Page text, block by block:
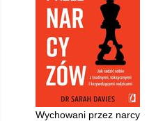
Wychowani przez narcyzów